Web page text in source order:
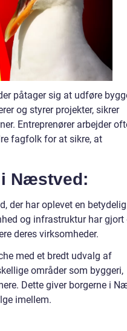
påtager sig at udføre
og styrer projekter, sikrer
Entreprenører arbejder
fagfolk for at sikre, at
Næstved:
der har oplevet en
og infrastruktur har gjort
deres virksomheder.
med et bredt udvalg af
områder som byggeri,
Dette giver borgerne i
imellem.